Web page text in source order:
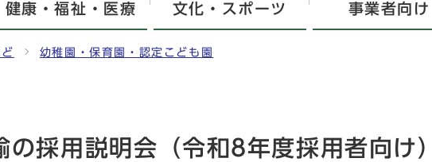
健康・福祉・医療 文化・スポーツ 事業者向け
幼稚園・保育園・認定こども園
採用説明会（令和8年度採用者向け）